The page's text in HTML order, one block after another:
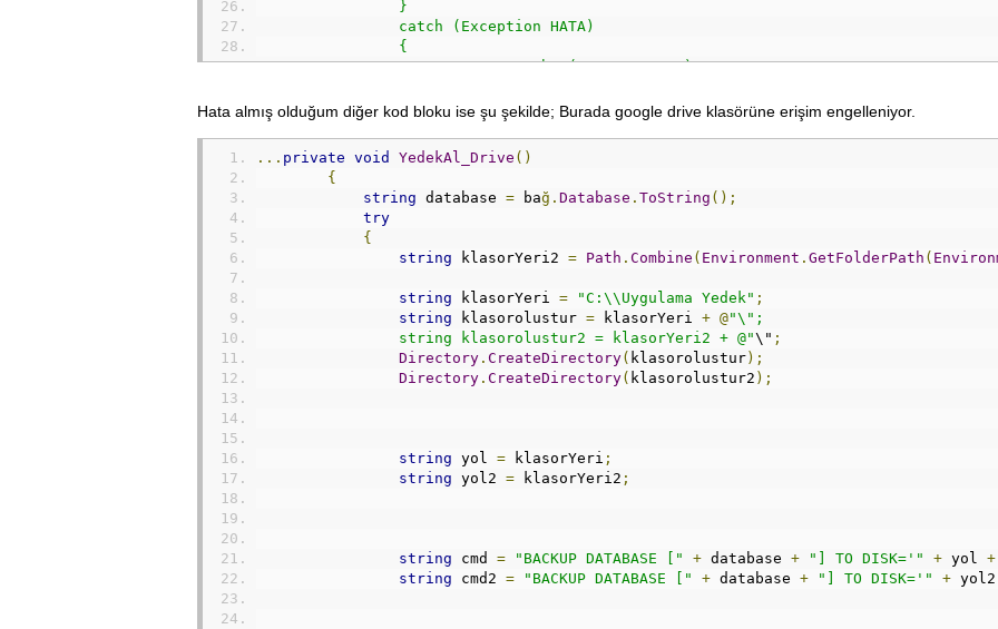
                }
                catch (Exception HATA)
                {
                    MessageBox.Show(HATA.Message);
                }
            }
        }
Hata almış olduğum diğer kod bloku ise şu şekilde; Burada google drive klasörüne erişim engelleniyor.
... private void YedekAl_Drive ()
{
string database = bağ. Database . ToString ();
try
{
string klasorYeri2 = Path . Combine ( Environment . GetFolderPath (
string klasorYeri = "C:\\Uygulama Yedek" ;
string klasorolustur = klasorYeri + @"\";
                string klasorolustur2 = klasorYeri2 + @"
\" ;
Directory . CreateDirectory( klasorolustur);
Directory . CreateDirectory( klasorolustur2 );
string yol = klasorYeri ;
string yol2 = klasorYeri2 ;
string cmd = "BACKUP DATABASE [" + database + "] TO DISK='" + yol +
string cmd2 = "BACKUP DATABASE [" + database + "] TO DISK='" + yol2